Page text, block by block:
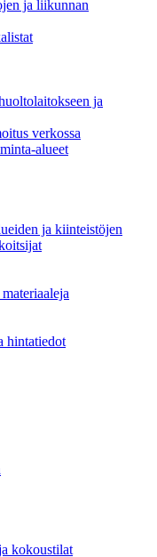
ja liikunnan
ja
verkossa
alueet
ja kiinteistöjen
hintatiedot
kokoustilat